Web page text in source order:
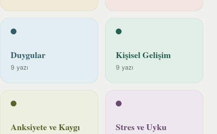
Duygular
9 yazı
Kişisel Gelişim
9 yazı
Anksiyete ve Kaygı Stres ve Uyku